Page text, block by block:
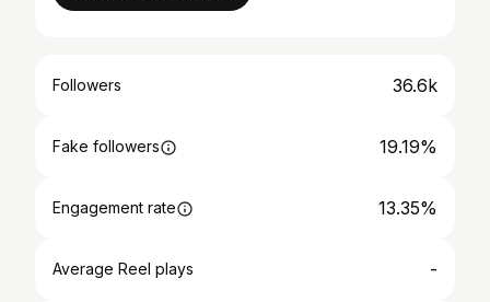
Followers 36.6k
Fake followers 19.19%
Engagement rate 13.35%
Average Reel plays -